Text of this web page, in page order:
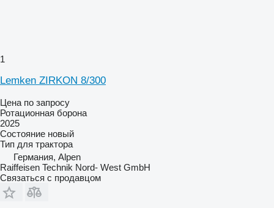
1
Lemken ZIRKON 8/300
Цена по запросу
Ротационная борона
2025
Состояние новый
Тип для трактора
Германия, Alpen
Raiffeisen Technik Nord- West GmbH
Связаться с продавцом